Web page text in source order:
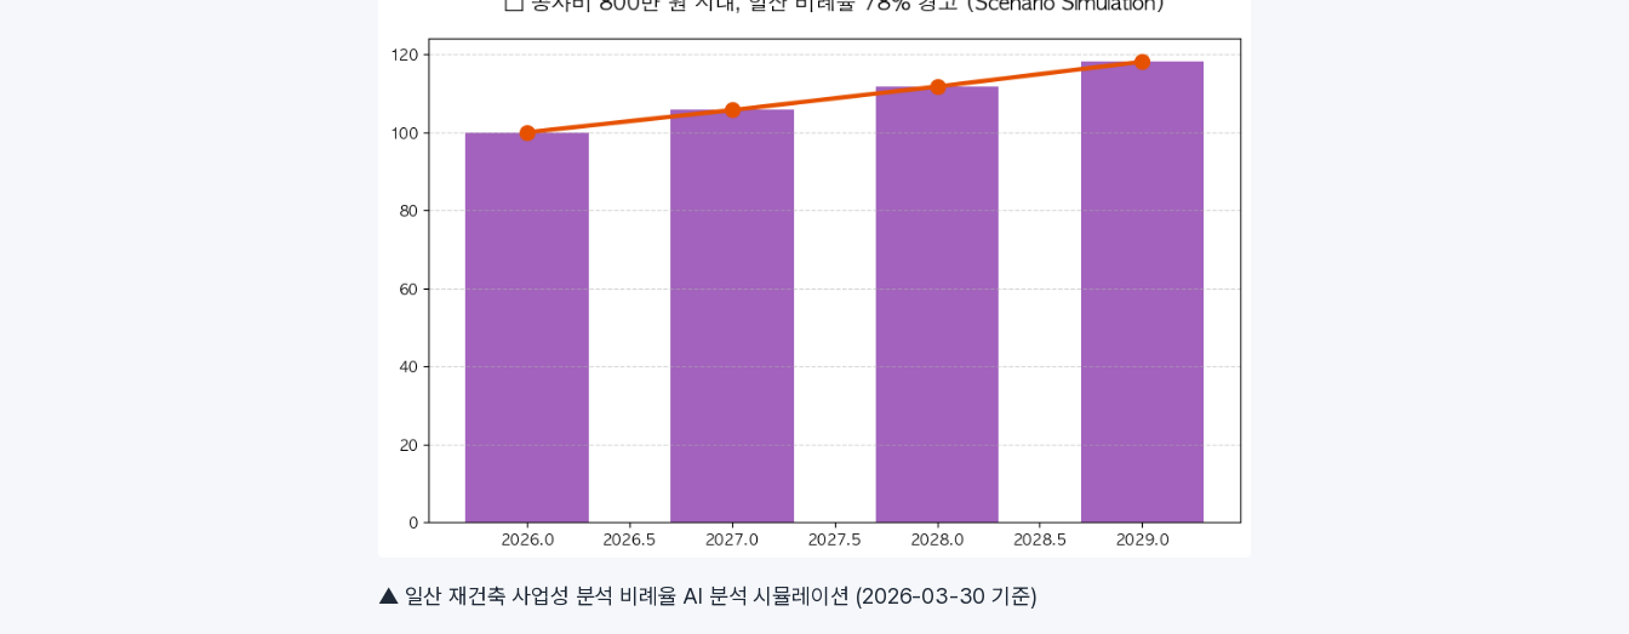
▲ 일산 재건축 사업성 분석 비례율 AI 분석 시뮬레이션 (2026-03-30 기준)